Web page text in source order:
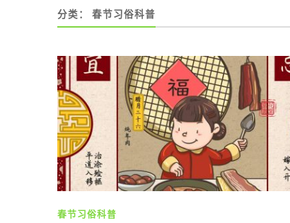
分类： 春节习俗科普
春节习俗科普